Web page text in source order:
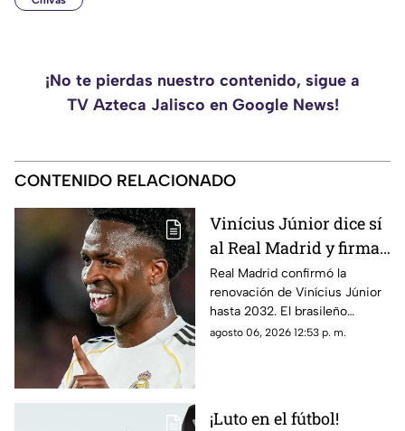
¡No te pierdas nuestro contenido, sigue a
TV Azteca Jalisco en Google News!
CONTENIDO RELACIONADO
Vinícius Júnior dice sí
al Real Madrid y firma
un nuevo contrato
hasta 2032
Real Madrid confirmó la
renovación de Vinícius Júnior
hasta 2032. El brasileño
continuará como una de las
agosto 06, 2026 12:53 p. m.
¡Luto en el fútbol!